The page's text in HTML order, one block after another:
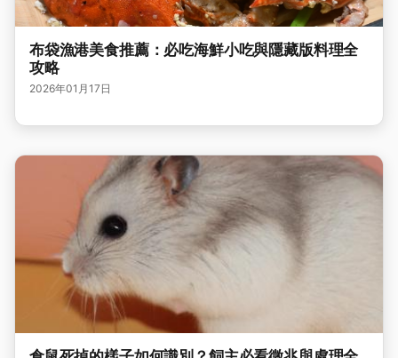
布袋漁港美食推薦：必吃海鮮小吃與隱藏版料理全
攻略
2026年01月17日